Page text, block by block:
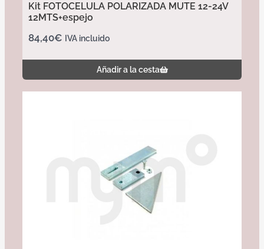
Kit FOTOCELULA POLARIZADA MUTE 12-24V
12MTS+espejo
84,40€ IVA incluido
Añadir a la cesta